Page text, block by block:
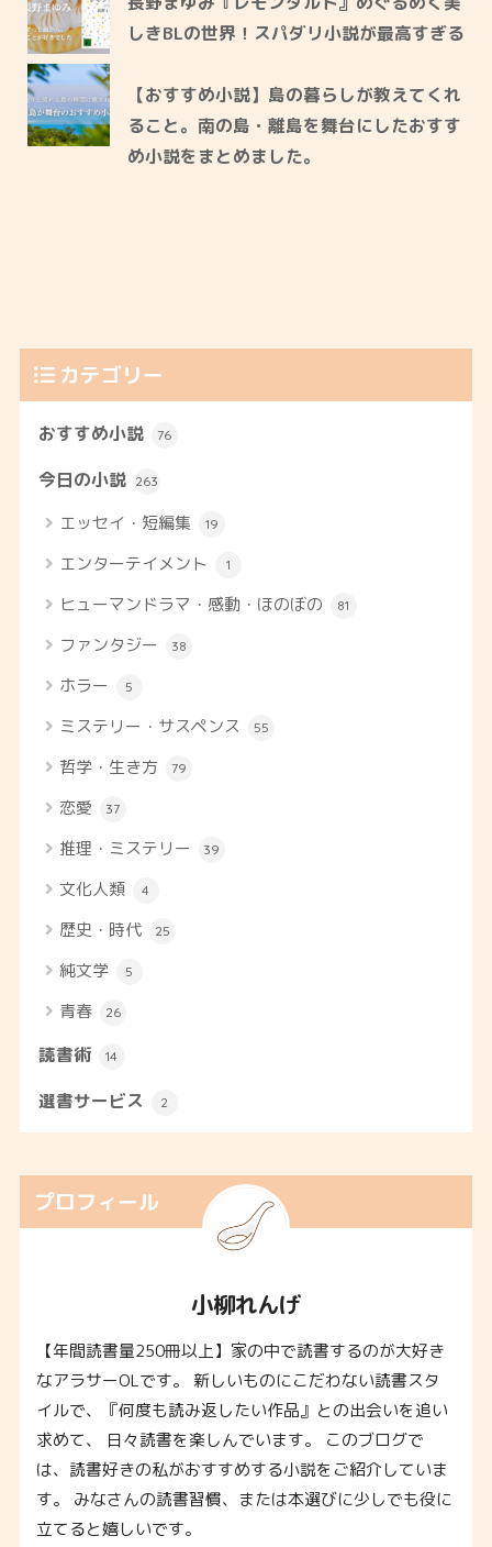
しきBLの世界！スパダリ小説が最高すぎる
【おすすめ小説】島の暮らしが教えてくれ
ること。南の島・離島を舞台にしたおすす
め小説をまとめました。
カテゴリー
おすすめ小説 76
今日の小説 263
エッセイ・短編集 19
エンターテイメント 1
ヒューマンドラマ・感動・ほのぼの 81
ファンタジー 38
ホラー 5
ミステリー・サスペンス 55
哲学・生き方 79
恋愛 37
推理・ミステリー 39
文化人類 4
歴史・時代 25
純文学 5
青春 26
読書術 14
選書サービス 2
プロフィール
小柳れんげ
【年間読書量250冊以上】家の中で読書するのが大好き
なアラサーOLです。 新しいものにこだわない読書スタ
イルで、『何度も読み返したい作品』との出会いを追い
求めて、 日々読書を楽しんでいます。 このブログで
は、読書好きの私がおすすめする小説をご紹介していま
す。 みなさんの読書習慣、または本選びに少しでも役に
立てると嬉しいです。